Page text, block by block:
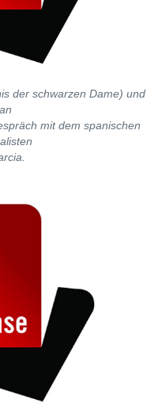
der schwarzen Dame) und
mit dem spanischen